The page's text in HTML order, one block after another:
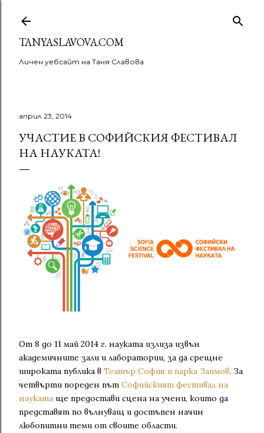
TANYASLAVOVA.COM
Личен уебсайт на Таня Славова
април 23, 2014
УЧАСТИЕ В СОФИЙСКИЯ ФЕСТИВАЛ
НА НАУКАТА!
От 8 до 11 май 2014 г. науката излиза извън
академичните зали и лаборатории, за да срещне
широката публика в Театър София и парка Заимов. За
четвърти пореден път Софийският фестивал на
науката ще предостави сцена на учени, които да
представят по вълнуващ и достъпен начин
любопитни теми от своите области.